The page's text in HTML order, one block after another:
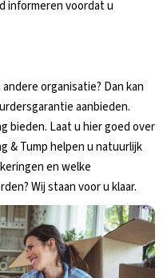
informeren voordat u
organisatie? Dan kan
aanbieden.
bieden. Laat u hier goed over
& Tump helpen u natuurlijk
en welke
Wij staan voor u klaar.